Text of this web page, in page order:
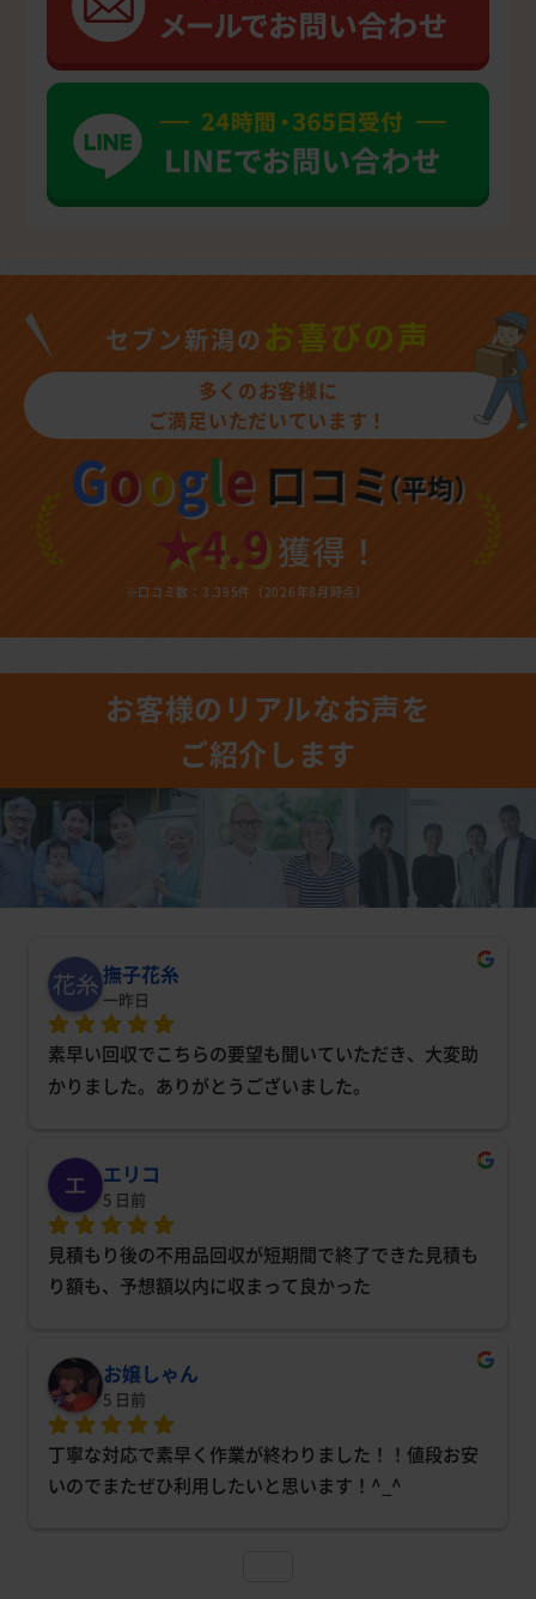
セブン新潟のお喜びの声
多くのお客様に
ご満足いただいています！
★4.9獲得！
※口コミ数：3,395件（2026年8月時点）
お客様のリアルなお声を
ご紹介します
撫子花糸
一昨日
素早い回収でこちらの要望も聞いていただき、大変助
かりました。ありがとうございました。
エリコ
5 日前
見積もり後の不用品回収が短期間で終了できた見積も
り額も、予想額以内に収まって良かった
お嬢しゃん
5 日前
丁寧な対応で素早く作業が終わりました！！値段お安
いのでまたぜひ利用したいと思います！^_^